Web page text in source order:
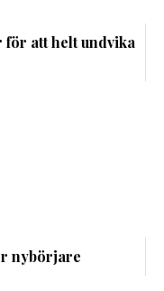
för att helt undvika
nybörjare